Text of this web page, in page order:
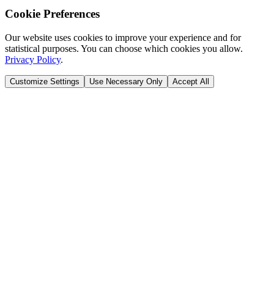
Cookie Preferences
Our website uses cookies to improve your experience and for
statistical purposes. You can choose which cookies you allow.
Privacy Policy.
Customize Settings Use Necessary Only Accept All